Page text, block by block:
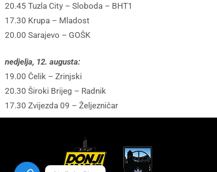
20.45 Tuzla City – Sloboda – BHT1
17.30 Krupa – Mladost
20.00 Sarajevo – GOŠK
nedjelja, 12. augusta:
19.00 Čelik – Zrinjski
20.30 Široki Brijeg – Radnik
17.30 Zvijezda 09 – Željezničar